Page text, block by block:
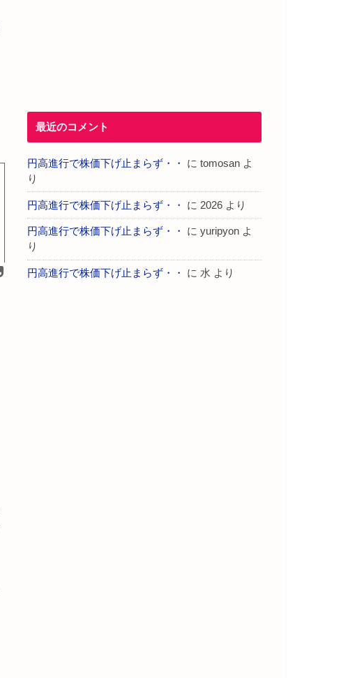
最近のコメント
円高進行で株価下げ止まらず・・ に tomosan よ
り
円高進行で株価下げ止まらず・・ に 2026 より
円高進行で株価下げ止まらず・・ に yuripyon よ
り
円高進行で株価下げ止まらず・・ に 水 より